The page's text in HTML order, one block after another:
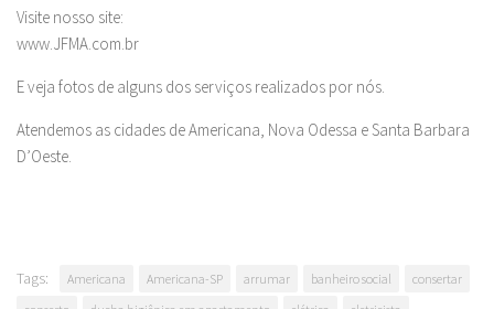
Visite nosso site:
www.JFMA.com.br
E veja fotos de alguns dos serviços realizados por nós.
Atendemos as cidades de Americana, Nova Odessa e Santa Barbara
D’Oeste.
Tags: Americana Americana-SP arrumar banheiro social
consertar